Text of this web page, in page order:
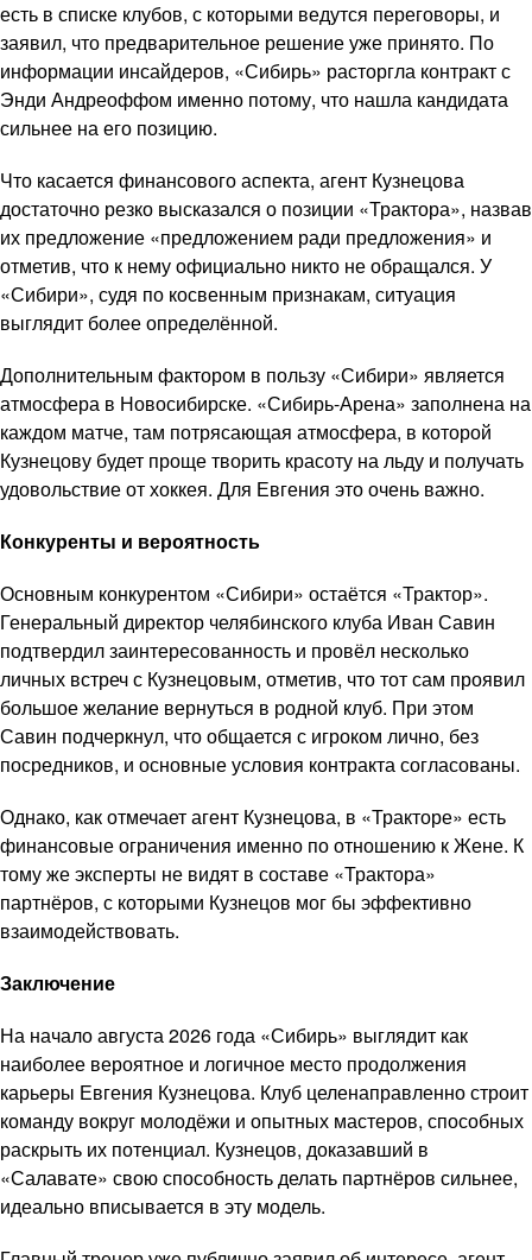
есть в списке клубов, с которыми ведутся переговоры, и
заявил, что предварительное решение уже принято. По
информации инсайдеров, «Сибирь» расторгла контракт с
Энди Андреоффом именно потому, что нашла кандидата
сильнее на его позицию.
Что касается финансового аспекта, агент Кузнецова
достаточно резко высказался о позиции «Трактора», назвав
их предложение «предложением ради предложения» и
отметив, что к нему официально никто не обращался. У
«Сибири», судя по косвенным признакам, ситуация
выглядит более определённой.
Дополнительным фактором в пользу «Сибири» является
атмосфера в Новосибирске. «Сибирь-Арена» заполнена на
каждом матче, там потрясающая атмосфера, в которой
Кузнецову будет проще творить красоту на льду и получать
удовольствие от хоккея. Для Евгения это очень важно.
Конкуренты и вероятность
Основным конкурентом «Сибири» остаётся «Трактор».
Генеральный директор челябинского клуба Иван Савин
подтвердил заинтересованность и провёл несколько
личных встреч с Кузнецовым, отметив, что тот сам проявил
большое желание вернуться в родной клуб. При этом
Савин подчеркнул, что общается с игроком лично, без
посредников, и основные условия контракта согласованы.
Однако, как отмечает агент Кузнецова, в «Тракторе» есть
финансовые ограничения именно по отношению к Жене. К
тому же эксперты не видят в составе «Трактора»
партнёров, с которыми Кузнецов мог бы эффективно
взаимодействовать.
Заключение
На начало августа 2026 года «Сибирь» выглядит как
наиболее вероятное и логичное место продолжения
карьеры Евгения Кузнецова. Клуб целенаправленно строит
команду вокруг молодёжи и опытных мастеров, способных
раскрыть их потенциал. Кузнецов, доказавший в
«Салавате» свою способность делать партнёров сильнее,
идеально вписывается в эту модель.